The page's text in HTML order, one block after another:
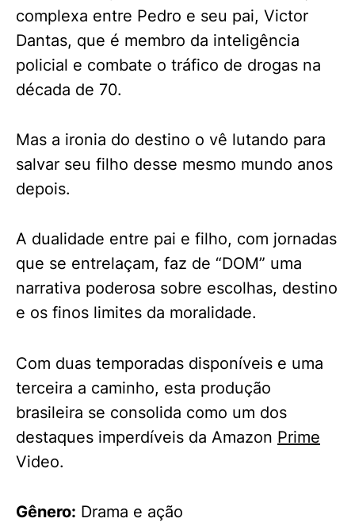
complexa entre Pedro e seu pai, Victor
Dantas, que é membro da inteligência
policial e combate o tráfico de drogas na
década de 70.
Mas a ironia do destino o vê lutando para
salvar seu filho desse mesmo mundo anos
depois.
A dualidade entre pai e filho, com jornadas
que se entrelaçam, faz de “DOM” uma
narrativa poderosa sobre escolhas, destino
e os finos limites da moralidade.
Com duas temporadas disponíveis e uma
terceira a caminho, esta produção
brasileira se consolida como um dos
destaques imperdíveis da Amazon Prime
Video.
Gênero: Drama e ação